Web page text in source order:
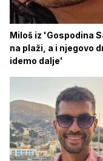
Miloš iz 'Gospodina
na plaži, a i njegovo
idemo dalje'